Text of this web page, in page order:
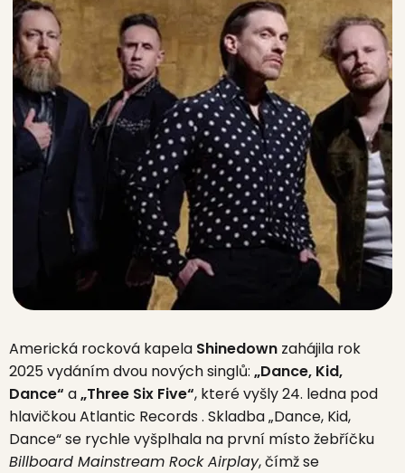
Americká rocková kapela Shinedown zahájila rok
2025 vydáním dvou nových singlů: „Dance, Kid,
Dance“ a„Three Six Five“, které vyšly 24. ledna pod
hlavičkou Atlantic Records. Skladba „Dance, Kid,
Dance“ se rychle vyšplhala na první místo žebříčku
Billboard Mainstream Rock Airplay, čímž se